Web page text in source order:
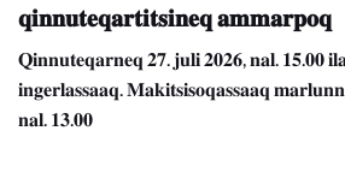
𝐪𝐢𝐧𝐧𝐮𝐭𝐞𝐪𝐚𝐫𝐭𝐢𝐭𝐬𝐢𝐧𝐞𝐪 𝐚𝐦𝐦𝐚𝐫𝐩𝐨𝐪
𝐐𝐢𝐧𝐧𝐮𝐭𝐞𝐪𝐚𝐫𝐧𝐞𝐪 𝟐𝟕. 𝐣𝐮𝐥𝐢 𝟐𝟎𝟐𝟔, 𝐧𝐚𝐥. 𝟏𝟓.𝟎𝟎
𝐢𝐧𝐠𝐞𝐫𝐥𝐚𝐬𝐬𝐚𝐚𝐪. 𝐌𝐚𝐤𝐢𝐭𝐬𝐢𝐬𝐨𝐪𝐚𝐬𝐬𝐚𝐚𝐪
𝐧𝐚𝐥. 𝟏𝟑.𝟎𝟎